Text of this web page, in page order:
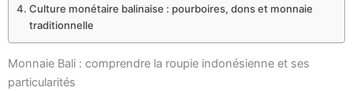
Culture monétaire balinaise : pourboires, dons et monnaie
traditionnelle
Monnaie Bali : comprendre la roupie indonésienne et ses
particularités